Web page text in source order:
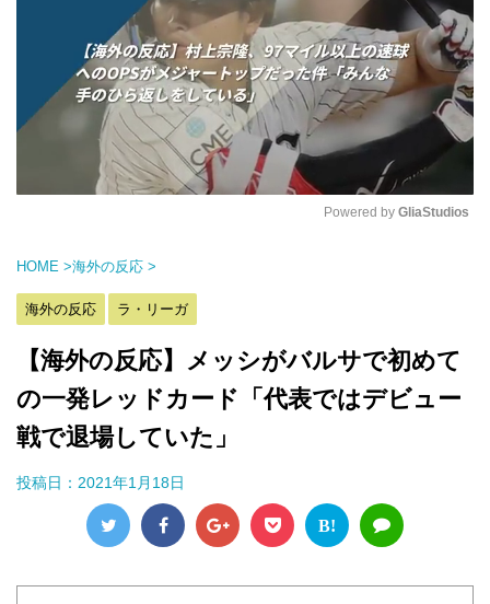
Powered by GliaStudios
HOME >海外の反応 >
海外の反応 ラ・リーガ
【海外の反応】メッシがバルサで初めて
の一発レッドカード「代表ではデビュー
戦で退場していた」
投稿日： 2021年1月18日
B!